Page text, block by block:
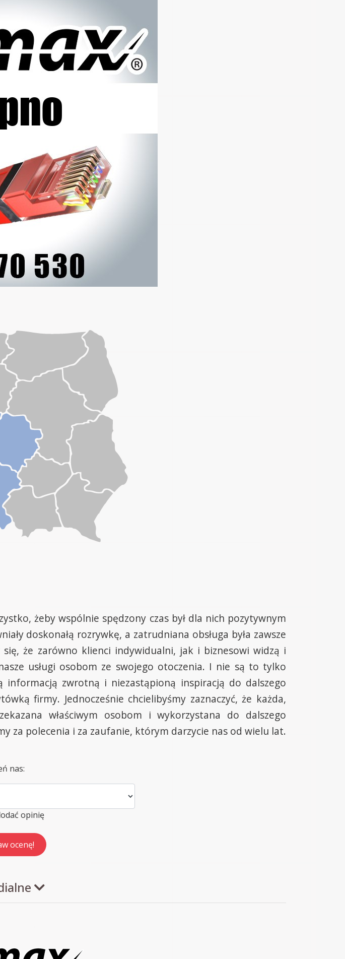
żeby wspólnie spędzony czas był dla nich pozytywnym
doskonałą rozrywkę, a zatrudniana obsługa była zawsze
że zarówno klienci indywidualni, jak i biznesowi widzą i
usługi osobom ze swojego otoczenia. I nie są to tylko
informacją zwrotną i niezastąpioną inspiracją do dalszego
firmy. Jednocześnie chcielibyśmy zaznaczyć, że każda,
właściwym osobom i wykorzystana do dalszego
za polecenia i za zaufanie, którym darzycie nas od wielu lat.
nas:
opinię